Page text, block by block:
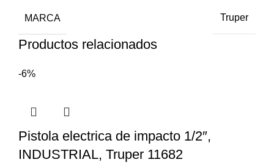
MARCA Truper
Productos relacionados
-6%
Pistola electrica de impacto 1/2″,
INDUSTRIAL, Truper 11682